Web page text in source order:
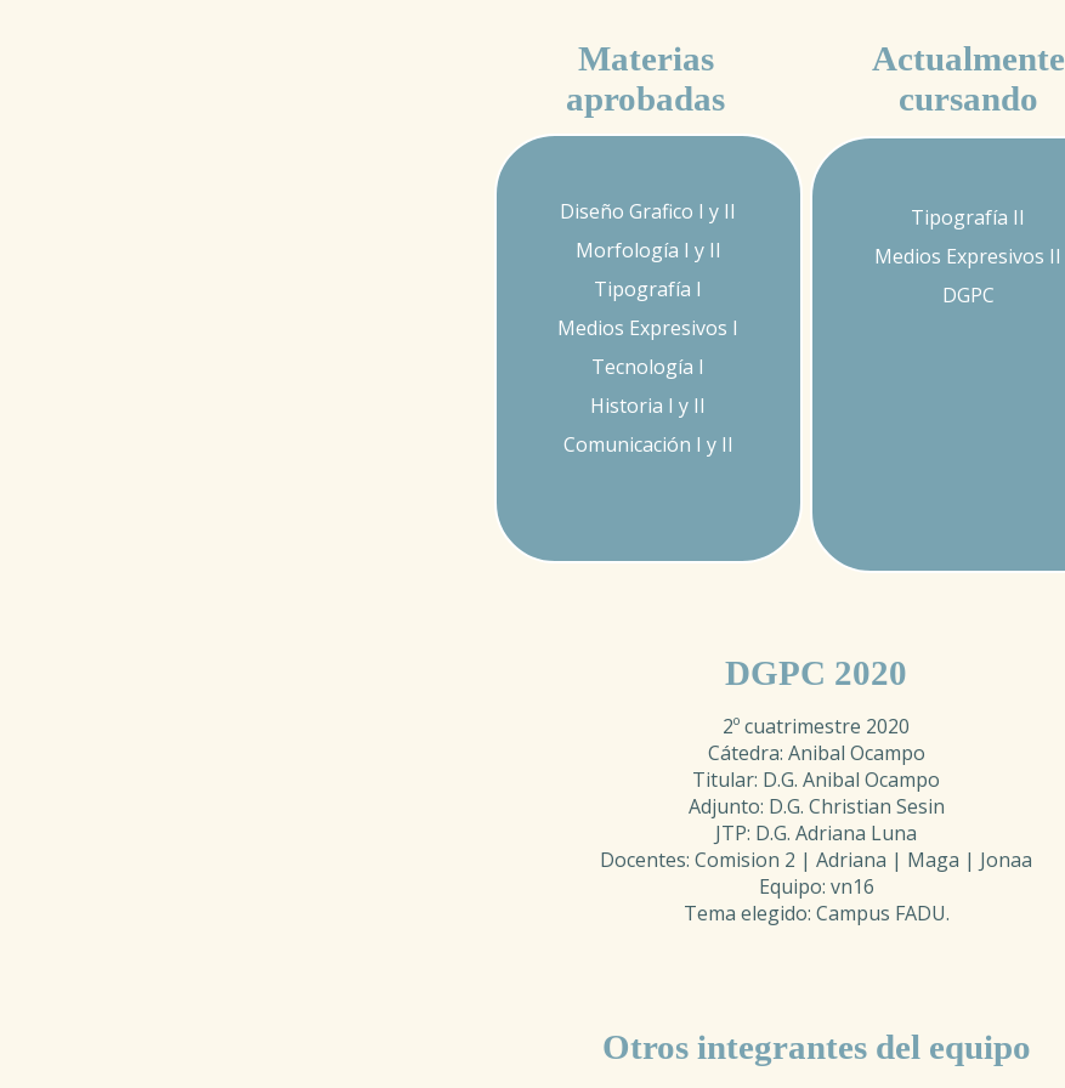
Actualmente
cursando
Tipografía II
Medios Expresivos II
DGPC
Materias
aprobadas
Diseño Grafico I y II
Morfología I y II
Tipografía I
Medios Expresivos I
Tecnología I
Historia I y II
Comunicación I y II
DGPC 2020
2º cuatrimestre 2020
Cátedra: Anibal Ocampo
Titular: D.G. Anibal Ocampo
Adjunto: D.G. Christian Sesin
JTP: D.G. Adriana Luna
Docentes: Comision 2 | Adriana | Maga | Jonaa
Equipo: vn16
Tema elegido: Campus FADU.
Otros integrantes del equipo